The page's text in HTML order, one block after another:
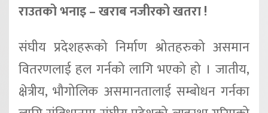
राउतको भनाइ – खराब नजीरको खतरा !
संघीय प्रदेशहरूको निर्माण श्रोतहरुको असमान
वितरणलाई हल गर्नको लागि भएको हो । जातीय,
क्षेत्रीय, भौगोलिक असमानतालाई सम्बोधन गर्नका